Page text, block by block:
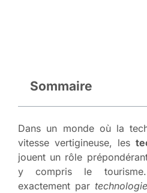
Sommaire
Dans un monde où la
vitesse vertigineuse, les
jouent un rôle
y compris le tourisme.
exactement par